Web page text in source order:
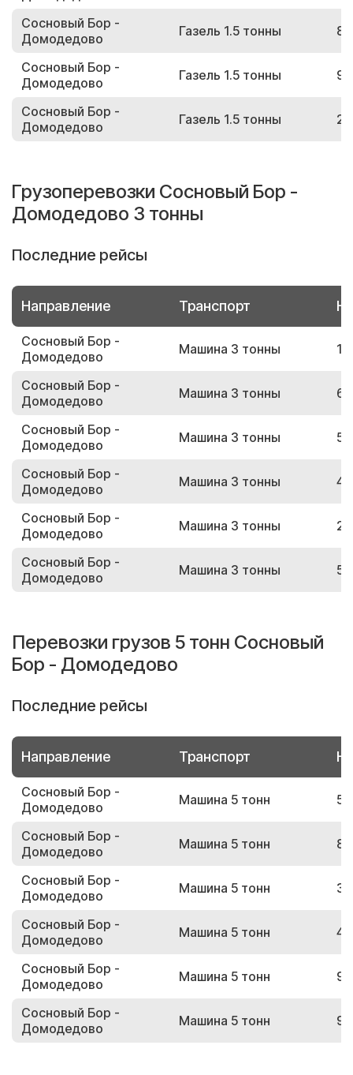
Сосновый Бор -
Домодедово
Газель 1.5 тонны
Сосновый Бор -
Домодедово
Газель 1.5 тонны
Сосновый Бор -
Домодедово
Газель 1.5 тонны
Грузоперевозки Сосновый Бор -
Домодедово 3 тонны
Последние рейсы
Направление Транспорт
Сосновый Бор -
Домодедово
Машина 3 тонны
Сосновый Бор -
Домодедово
Машина 3 тонны
Сосновый Бор -
Домодедово
Машина 3 тонны
Сосновый Бор -
Домодедово
Машина 3 тонны
Сосновый Бор -
Домодедово
Машина 3 тонны
Сосновый Бор -
Домодедово
Машина 3 тонны
Перевозки грузов 5 тонн Сосновый
Бор - Домодедово
Последние рейсы
Направление Транспорт
Сосновый Бор -
Домодедово
Машина 5 тонн
Сосновый Бор -
Домодедово
Машина 5 тонн
Сосновый Бор -
Домодедово
Машина 5 тонн
Сосновый Бор -
Домодедово
Машина 5 тонн
Сосновый Бор -
Домодедово
Машина 5 тонн
Сосновый Бор -
Домодедово
Машина 5 тонн